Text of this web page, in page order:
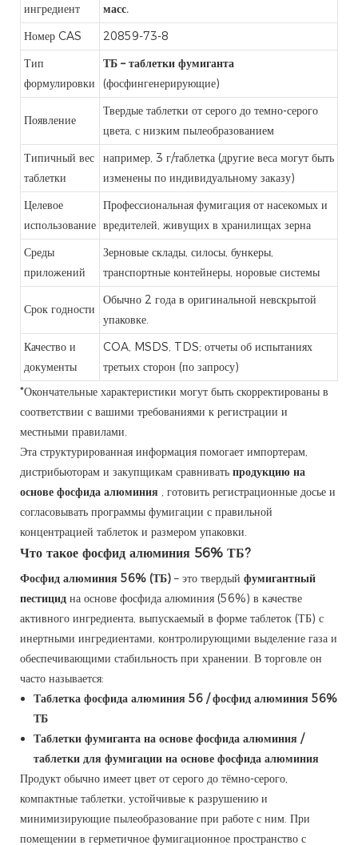
ингредиент
масс.
Номер CAS
20859-73-8
Тип
формулировки
ТБ – таблетки фумиганта
(фосфингенерирующие)
Появление
Твердые таблетки от серого до темно-серого
цвета, с низким пылеобразованием
Типичный вес
таблетки
например, 3 г/таблетка (другие веса могут быть
изменены по индивидуальному заказу)
Целевое
использование
Профессиональная фумигация от насекомых и
вредителей, живущих в хранилищах зерна
Среды
приложений
Зерновые склады, силосы, бункеры,
транспортные контейнеры, норовые системы
Срок годности
Обычно 2 года в оригинальной невскрытой
упаковке.
Качество и
документы
COA, MSDS, TDS; отчеты об испытаниях
третьих сторон (по запросу)
*Окончательные характеристики могут быть скорректированы в
соответствии с вашими требованиями к регистрации и
местными правилами.
Эта структурированная информация помогает импортерам,
дистрибьюторам и закупщикам сравнивать продукцию на
основе фосфида алюминия , готовить регистрационные досье и
согласовывать программы фумигации с правильной
концентрацией таблеток и размером упаковки.
Что такое фосфид алюминия 56% ТБ?
Фосфид алюминия 56% (ТБ) – это твердый фумигантный
пестицид на основе фосфида алюминия (56%) в качестве
активного ингредиента, выпускаемый в форме таблеток (ТБ) с
инертными ингредиентами, контролирующими выделение газа и
обеспечивающими стабильность при хранении. В торговле он
часто называется:
Таблетка фосфида алюминия 56 / фосфид алюминия 56%
ТБ
Таблетки фумиганта на основе фосфида алюминия /
таблетки для фумигации на основе фосфида алюминия
Продукт обычно имеет цвет от серого до тёмно-серого,
компактные таблетки, устойчивые к разрушению и
минимизирующие пылеобразование при работе с ним. При
помещении в герметичное фумигационное пространство с